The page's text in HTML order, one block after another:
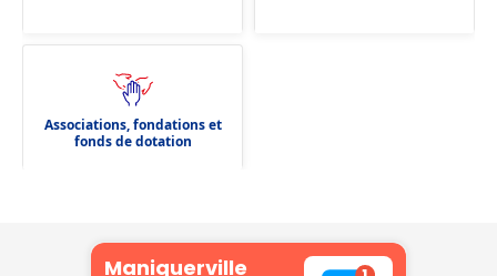
Associations, fondations et
fonds de dotation